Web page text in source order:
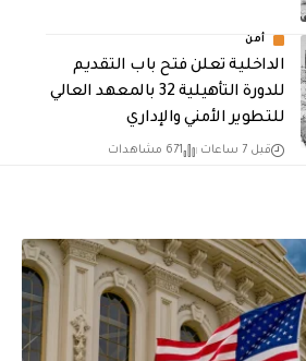
أمن
الداخلية تعلن فتح باب التقديم
للدورة التأهيلية 32 بالمعهد العالي
للتطوير الأمني والإداري
قبل 7 ساعات 671 مشاهدات